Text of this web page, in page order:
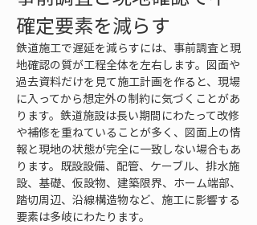
確定要素を減らす
鉄道施工で遅延を減らすには、事前調査と現
地確認の質が工程全体を左右します。図面や
過去資料だけを見て施工計画を作ると、現場
に入ってから想定外の制約に気づくことがあ
ります。鉄道施設は長い期間にわたって改修
や補修を重ねていることが多く、図面上の情
報と現地の状態が完全に一致しない場合もあ
ります。既設設備、配管、ケーブル、排水施
設、基礎、仮設物、建築限界、ホーム端部、
踏切周辺、沿線構造物など、施工に影響する
要素は多岐にわたります。